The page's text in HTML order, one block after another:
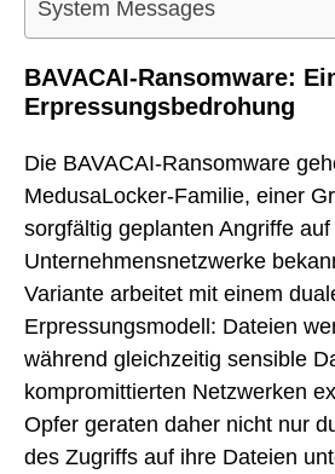
System Messages
BAVACAI-Ransomware:
Erpressungsbedrohung
Die BAVACAI-Ransomware
MedusaLocker-Familie, einer
sorgfältig geplanten Angriffe auf
Unternehmensnetzwerke
Variante arbeitet mit einem
Erpressungsmodell: Dateien
während gleichzeitig sensible
kompromittierten Netzwerken
Opfer geraten daher nicht nur
des Zugriffs auf ihre Dateien